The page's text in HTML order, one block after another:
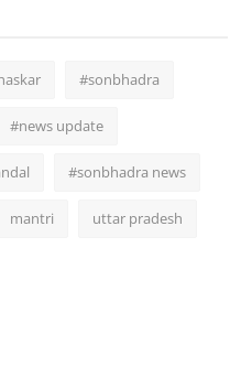
#sonbhadra
#news update
#sonbhadra news
mantri uttar pradesh